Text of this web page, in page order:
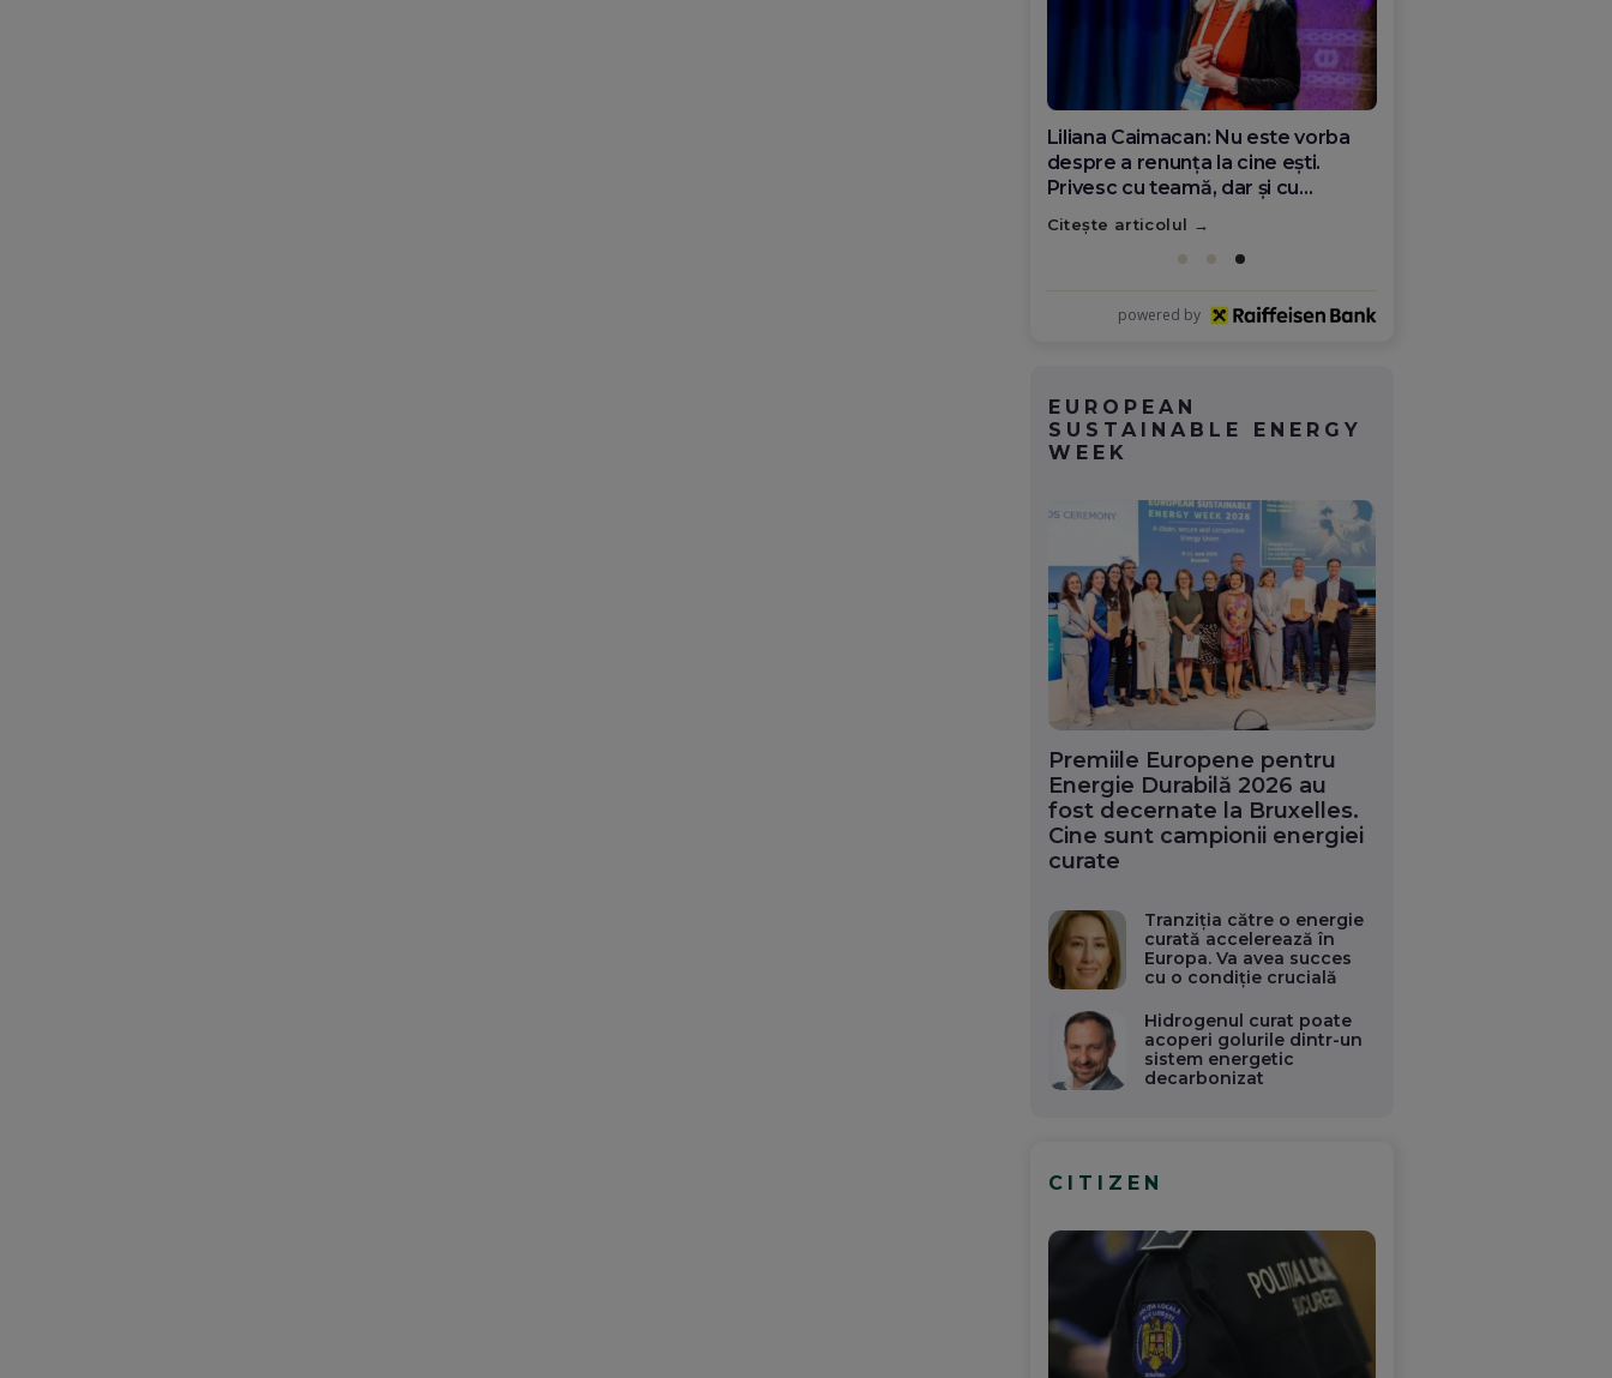
Diana Olar, românca de la Google
care demonstrează că diaspora
poate schimba România
Citește articolul
powered by
EUROPEAN
SUSTAINABLE ENERGY
WEEK
Premiile Europene pentru
Energie Durabilă 2026 au
fost decernate la Bruxelles.
Cine sunt campionii energiei
curate
Tranziția către o energie
curată accelerează în
Europa. Va avea succes
cu o condiție crucială
Hidrogenul curat poate
acoperi golurile dintr-un
sistem energetic
decarbonizat
CITIZEN